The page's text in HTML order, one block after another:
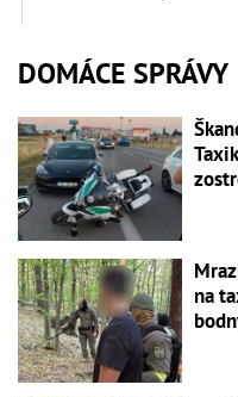
DOMÁCE SPRÁVY
na